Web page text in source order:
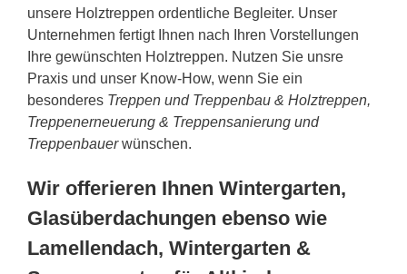
unsere Holztreppen ordentliche Begleiter. Unser
Unternehmen fertigt Ihnen nach Ihren Vorstellungen
Ihre gewünschten Holztreppen. Nutzen Sie unsre
Praxis und unser Know-How, wenn Sie ein
besonderes Treppen und Treppenbau & Holztreppen,
Treppenerneuerung & Treppensanierung und
Treppenbauerwünschen.
Wir offerieren Ihnen Wintergarten,
Glasüberdachungen ebenso wie
Lamellendach, Wintergarten &